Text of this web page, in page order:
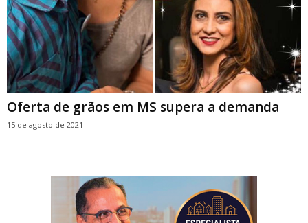
Oferta de grãos em MS supera a demanda
15 de agosto de 2021